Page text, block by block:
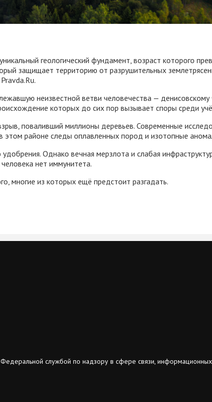
геологический фундамент, возраст которого
защищает территорию от разрушительных
неизвестной ветви человечества —
которых до сих пор вызывает споры среди
поваливший миллионы деревьев. Современные
этом районе следы оплавленных пород и изотопные
Однако вечная мерзлота и слабая
нет иммунитета.
многие из которых ещё предстоит разгадать.
службой по надзору в сфере связи, информационных